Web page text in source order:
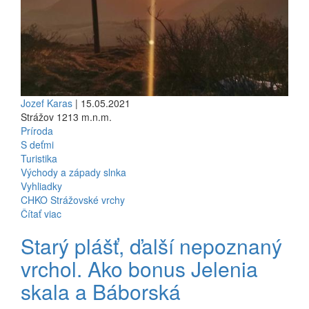
Jozef Karas | 15.05.2021
Strážov 1213 m.n.m.
Príroda
S deťmi
Turistika
Východy a západy slnka
Vyhliadky
CHKO Strážovské vrchy
Čítať viac
Starý plášť, ďalší nepoznaný
vrchol. Ako bonus Jelenia
skala a Báborská